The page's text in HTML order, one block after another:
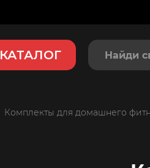
КАТАЛОГ
Комплекты для домашнего